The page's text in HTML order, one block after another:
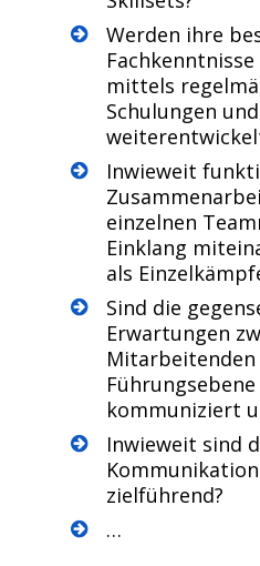
Werden ihre
mittels
Schulungen
Inwieweit
einzelnen
Einklang
als
Sind die
Erwartungen
kommuniziert
Inwieweit sind
zielführend?
…